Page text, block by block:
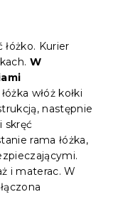
łóżko. Kurier
W
włóż kołki
następnie
skręć
rama łóżka,
i materac. W